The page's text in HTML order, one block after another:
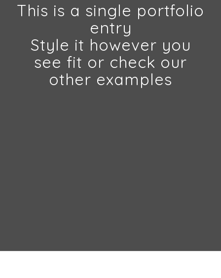
This is a single portfolio
entry
Style it however you
see fit or check our
other examples